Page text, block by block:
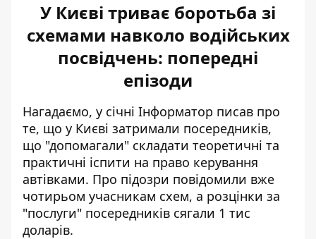
У Києві триває боротьба зі
схемами навколо водійських
посвідчень: попередні
епізоди
Нагадаємо, у січні Інформатор писав про
те, що у Києві затримали посередників,
що "допомагали" складати теоретичні та
практичні іспити на право керування
автівками. Про підозри повідомили вже
чотирьом учасникам схем, а розцінки за
"послуги" посередників сягали 1 тис
доларів.